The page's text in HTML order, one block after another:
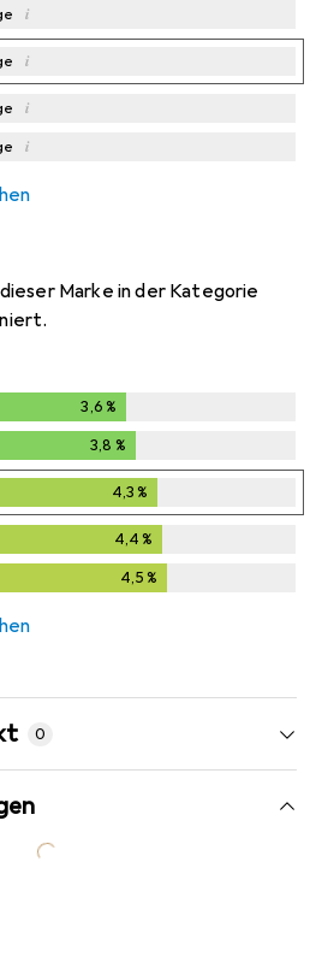
i
i
i
i
Marke in der Kategorie
3,6 %
3,8 %
4,3 %
4,4 %
4,5 %
0